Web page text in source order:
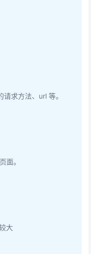
求方法、url 等。
面。
大